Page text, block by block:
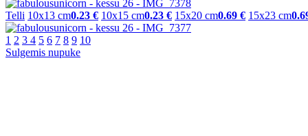
Telli 10x13 cm0.23 € 10x15 cm0.23 € 15x20 cm0.69 € 15x23 cm
1 2 3 4 5 6 7 8 9 10
Sulgemis nupuke